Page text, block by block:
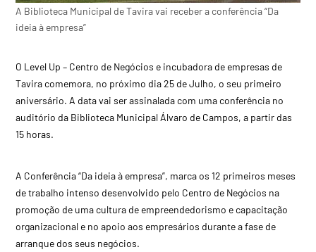
A Biblioteca Municipal de Tavira vai receber a conferência “Da
ideia à empresa”
O Level Up – Centro de Negócios e incubadora de empresas de
Tavira comemora, no próximo dia 25 de Julho, o seu primeiro
aniversário. A data vai ser assinalada com uma conferência no
auditório da Biblioteca Municipal Álvaro de Campos, a partir das
15 horas.
A Conferência “Da ideia à empresa”, marca os 12 primeiros meses
de trabalho intenso desenvolvido pelo Centro de Negócios na
promoção de uma cultura de empreendedorismo e capacitação
organizacional e no apoio aos empresários durante a fase de
arranque dos seus negócios.